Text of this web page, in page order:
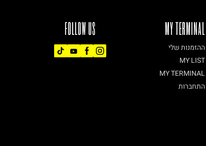
FOLLOW US MY TERMINAL
ההזמנות שלי
MY LIST
MY TERMINAL
התחברות